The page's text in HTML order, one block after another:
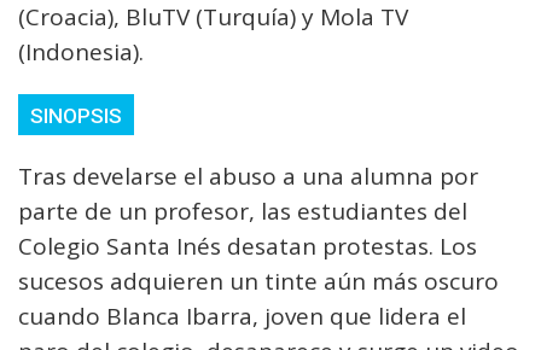
(Croacia), BluTV (Turquía) y Mola TV
(Indonesia).
SINOPSIS
Tras develarse el abuso a una alumna por
parte de un profesor, las estudiantes del
Colegio Santa Inés desatan protestas. Los
sucesos adquieren un tinte aún más oscuro
cuando Blanca Ibarra, joven que lidera el